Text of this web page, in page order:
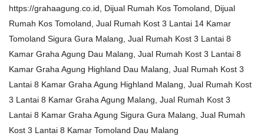
https://grahaagung.co.id, Dijual Rumah Kos Tomoland, Dijual
Rumah Kos Tomoland, Jual Rumah Kost 3 Lantai 14 Kamar
Tomoland Sigura Gura Malang, Jual Rumah Kost 3 Lantai 8
Kamar Graha Agung Dau Malang, Jual Rumah Kost 3 Lantai 8
Kamar Graha Agung Highland Dau Malang, Jual Rumah Kost 3
Lantai 8 Kamar Graha Agung Highland Malang, Jual Rumah Kost
3 Lantai 8 Kamar Graha Agung Malang, Jual Rumah Kost 3
Lantai 8 Kamar Graha Agung Sigura Gura Malang, Jual Rumah
Kost 3 Lantai 8 Kamar Tomoland Dau Malang